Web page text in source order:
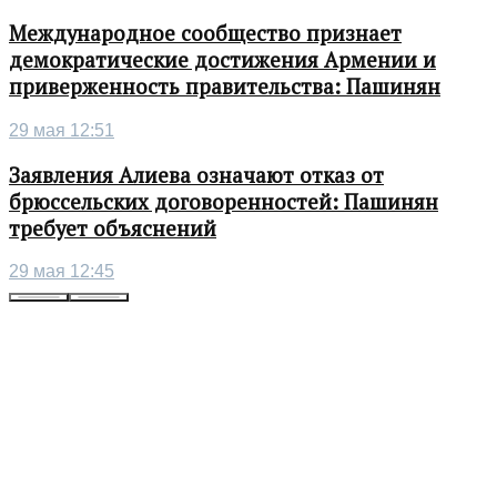
Международное сообщество признает
демократические достижения Армении и
приверженность правительства: Пашинян
29 мая 12:51
Заявления Алиева означают отказ от
брюссельских договоренностей: Пашинян
требует объяснений
29 мая 12:45